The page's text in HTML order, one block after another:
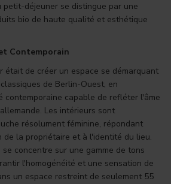
petit-déjeuner se distingue par une
bio de haute qualité et esthétique
Contemporain
était de créer un espace se démarquant
de Berlin-Ouest, en
contemporaine capable de refléter l'âme
Les intérieurs sont
résolument féminine, répondant
de la propriétaire et à l'identité du lieu.
concentre sur une gamme de tons
l'homogénéité et une sensation de
un espace restreint de seulement 55